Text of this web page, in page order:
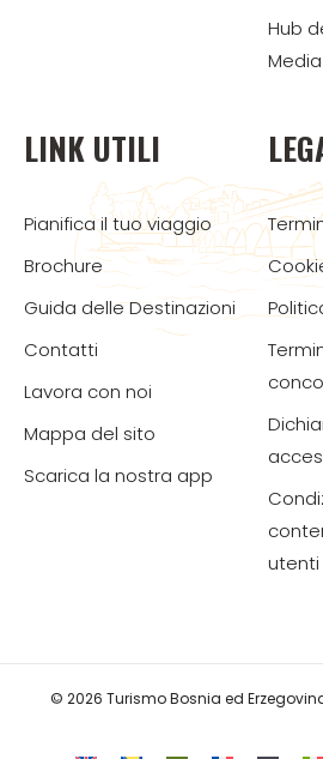
Hub
Media
LINK UTILI
Pianifica il tuo viaggio
Brochure
Guida delle Destinazioni
Contatti
Lavora con noi
Mappa del sito
Scarica la nostra app
utenti
© 2026 Turismo Bosnia ed